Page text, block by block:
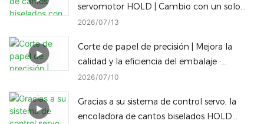
servomotor HOLD | Cambio con un solo
clic entre bisel completo y sellado de
2026 07 13
Corte de papel de precisión | Mejora la
calidad y la eficiencia del embalaje ·
Máquina de embalaje inteligente HOLD
2026 07 10
Gracias a su sistema de control servo, la
encoladora de cantos biselados HOLD